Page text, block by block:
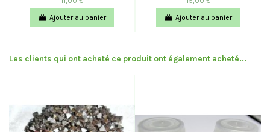
Ajouter au panier Ajouter au panier
Les clients qui ont acheté ce produit ont également acheté...